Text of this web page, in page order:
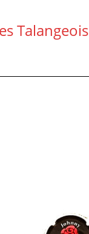
Talangeois